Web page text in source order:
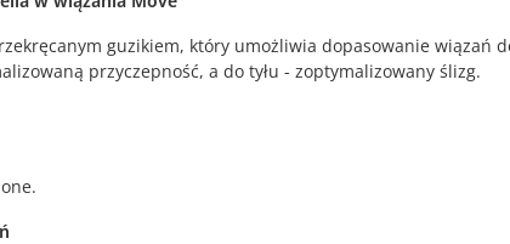
guzikiem, który umożliwia dopasowanie wiązań
przyczepność, a do tyłu - zoptymalizowany ślizg.